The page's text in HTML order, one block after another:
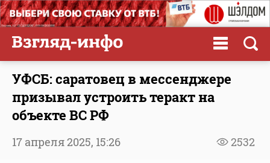
УФСБ: саратовец в мессенджере
призывал устроить теракт на
объекте ВС РФ
2532
17 апреля 2025, 15:26